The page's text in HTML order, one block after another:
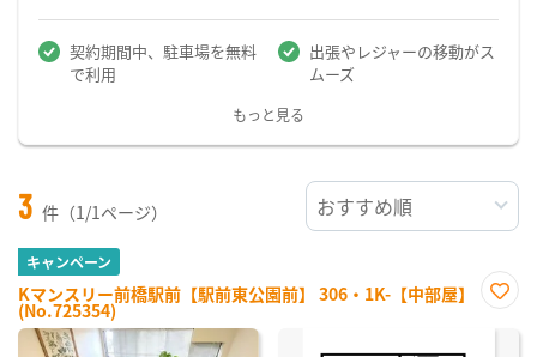
契約期間中、駐車場を無料
で利用
出張やレジャーの移動がス
ムーズ
もっと見る
3 件（1/1ページ）
キャンペーン
Kマンスリー前橋駅前【駅前東公園前】 306・1K-【中部屋】
(No.725354)
に入